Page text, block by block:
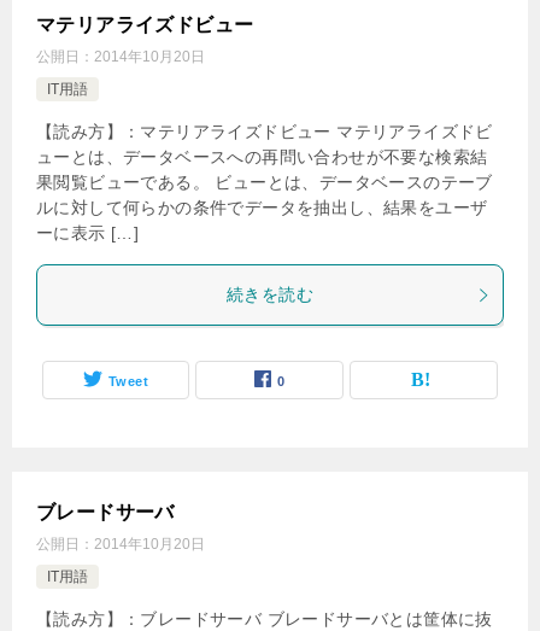
マテリアライズドビュー
公開日： 2014年10月20日
IT用語
【読み方】：マテリアライズドビュー マテリアライズドビ
ューとは、データベースへの再問い合わせが不要な検索結
果閲覧ビューである。 ビューとは、データベースのテーブ
ルに対して何らかの条件でデータを抽出し、結果をユーザ
ーに表示 […]
続きを読む
Tweet 0
ブレードサーバ
公開日： 2014年10月20日
IT用語
【読み方】：ブレードサーバ ブレードサーバとは筐体に抜